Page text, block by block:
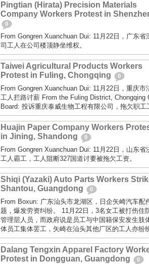
Pingtian (Hirata) Precision Materials
Company Workers Protest in
0
From Gongren Xuanchuan Dui: 11月22日，广东
司工人在公司楼顶静坐维权。
Taiwei Agricultural Products Workers
Protest in Fuling, Chongqing
0
From Gongren Xuanchuan Dui: 11月22日，重庆
工人拦路讨薪 From the Fuling District, Chongqing
Board: 投诉重庆泰威生物工程有限公司，拖欠职工
Huajin Paper Company Workers
in Jining, Shandong
0
From Gongren Xuanchuan Dui: 11月22日，山东
工人霸工，工人阻断327国道讨要被拖欠工资。
Shiqi (Yazaki) Auto Parts Workers
Shantou, Guangdong
0
From Boxun: 广东汕头市龙湖区，日企矢崎汽车配
题，爆发劳资纠纷。 11月22日，3名女工被打伤住
管理层人员，而政府说是员工与中国籍保安发生肢
体员工集体罢工，矢崎在汕头其他厂区的工人亦纷
Dalang Tengxin Apparel Factory
Protest in Dongguan, Guangdong
0